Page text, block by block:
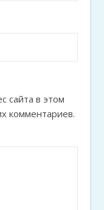
сайта в этом
комментариев.